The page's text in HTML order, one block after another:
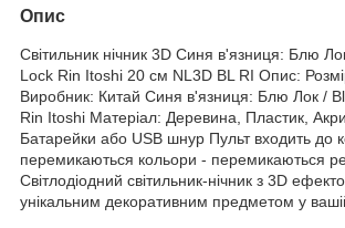
Опис
Світильник нічник 3D Синя в'язниця: Блю Лок
Lock Rin Itoshi 20 см NL3D BL RI Опис:
Виробник: Китай Синя в'язниця: Блю Лок /
Rin Itoshi Матеріал: Деревина, Пластик,
Батарейки або USB шнур Пульт входить до
перемикаються кольори - перемикаються
Світлодіодний світильник-нічник з 3D
унікальним декоративним предметом у вашій